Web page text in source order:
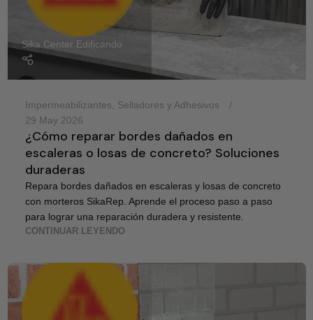
Sika Center Edificando
Impermeabilizantes
Selladores y Adhesivos
29 May 2026
¿Cómo reparar bordes dañados en
escaleras o losas de concreto? Soluciones
duraderas
Repara bordes dañados en escaleras y losas de concreto
con morteros SikaRep. Aprende el proceso paso a paso
para lograr una reparación duradera y resistente.
CONTINUAR LEYENDO